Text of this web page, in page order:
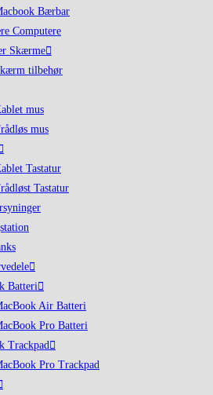
Bærbar
Computere
Skærme
tilbehør
mus
mus
Tastatur
Tastatur
Batteri
Air Batteri
Pro Batteri
Trackpad
Pro Trackpad